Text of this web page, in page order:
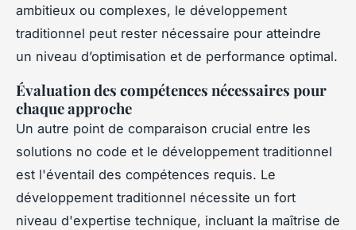
ambitieux ou complexes, le développement
traditionnel peut rester nécessaire pour atteindre
un niveau d’optimisation et de performance optimal.
Évaluation des compétences nécessaires pour
chaque approche
Un autre point de comparaison crucial entre les
solutions no code et le développement traditionnel
est l'éventail des compétences requis. Le
développement traditionnel nécessite un fort
niveau d'expertise technique, incluant la maîtrise de